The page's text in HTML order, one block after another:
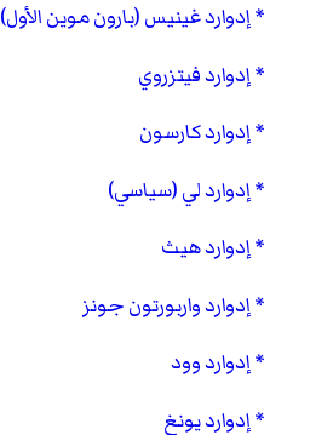
إدوارد غينيس (بارون موين الأول)
إدوارد فيتزروي
إدوارد كارسون
إدوارد لي (سياسي)
إدوارد هيث
إدوارد واربورتون جونز
إدوارد وود
إدوارد يونغ